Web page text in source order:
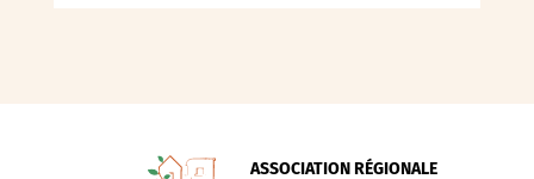
ASSOCIATION RÉGIONALE